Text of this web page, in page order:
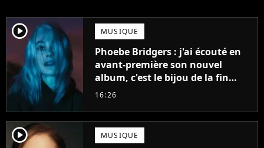
player2 MUSIQUE
Phoebe Bridgers : j'ai écouté en
avant-première son nouvel
album, c'est le bijou de la fin
d'été
16:26
player2 MUSIQUE